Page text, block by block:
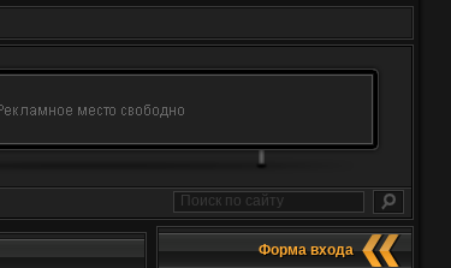
Форма входа